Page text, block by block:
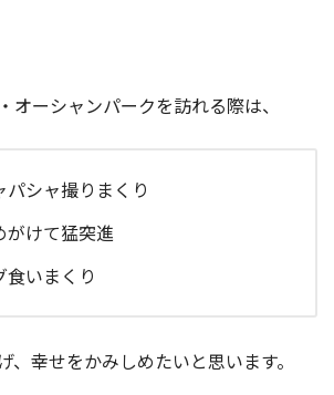
オーシャンパークを訪れる際は、
パシャ撮りまくり
がけて猛突進
食いまくり
、幸せをかみしめたいと思います。